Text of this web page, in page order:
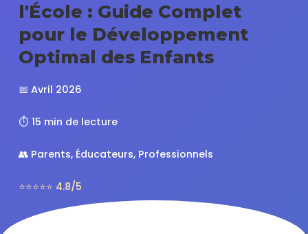
l'École : Guide Complet
pour le Développement
Optimal des Enfants
📅 Avril 2026
⏱️ 15 min de lecture
👥 Parents, Éducateurs, Professionnels
⭐⭐⭐⭐⭐ 4.8/5